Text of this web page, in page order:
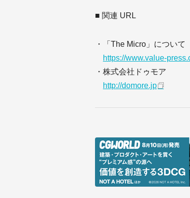
■ 関連 URL
・「The Micro」について
https://www.value-
・株式会社ドゥモア
http://domore.jp